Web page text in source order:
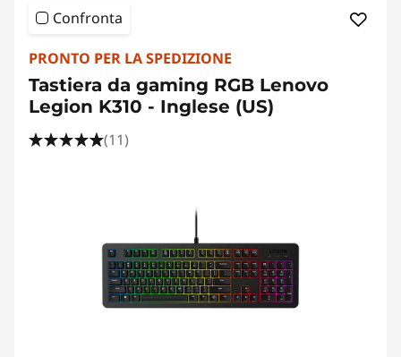
Confronta
PRONTO PER LA SPEDIZIONE
Tastiera da gaming RGB Lenovo
Legion K310 - Inglese (US)
(11)